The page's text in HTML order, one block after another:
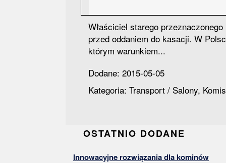
Właściciel starego
przed oddaniem do kasacji. W
którym warunkiem...
Dodane: 2015-05-05
Kategoria: Transport / Salony,
OSTATNIO DODANE
Innowacyjne rozwiązania dla kominów